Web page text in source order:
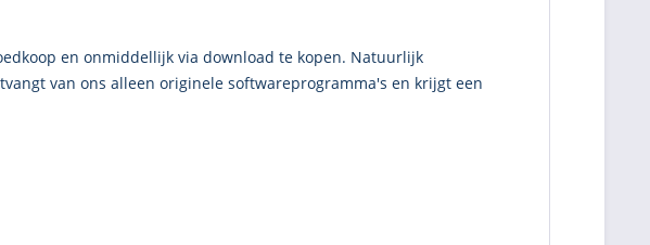
en onmiddellijk via download te kopen. Natuurlijk
van ons alleen originele softwareprogramma's en krijgt een